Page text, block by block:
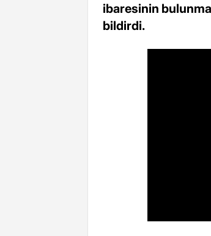
ibaresinin
bildirdi.